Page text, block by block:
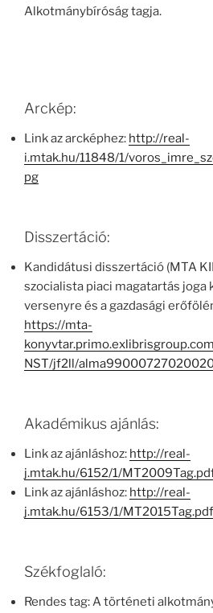
Alkotmánybíróság tagja.
Arckép:
Link az arcképhez: http://real-
i.mtak.hu/11848/1/
pg
Disszertáció:
Kandidátusi disszertáció (MTA
szocialista piaci magatartás
versenyre és a gazdasági
https://mta-
NST/jf2ll/
Akadémikus ajánlás:
Link az ajánláshoz: http://real-
j.mtak.hu/6152/1/
Link az ajánláshoz: http://real-
j.mtak.hu/6153/1/
Székfoglaló:
Rendes tag: A történeti